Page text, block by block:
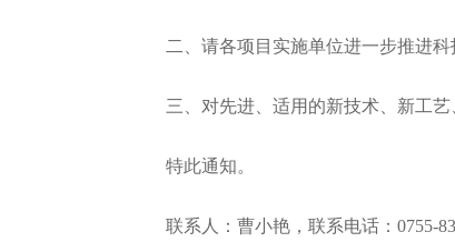
二、请各项目实施单位进一步推进科
三、对先进、适用的新技术、新工艺
特此通知。
联系人：曹小艳，联系电话：0755-